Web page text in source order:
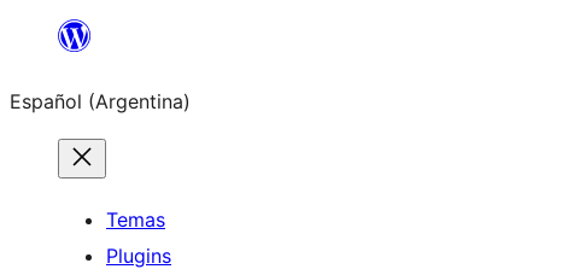
Saltar
contenido
Español (Argentina)
Temas
Plugins